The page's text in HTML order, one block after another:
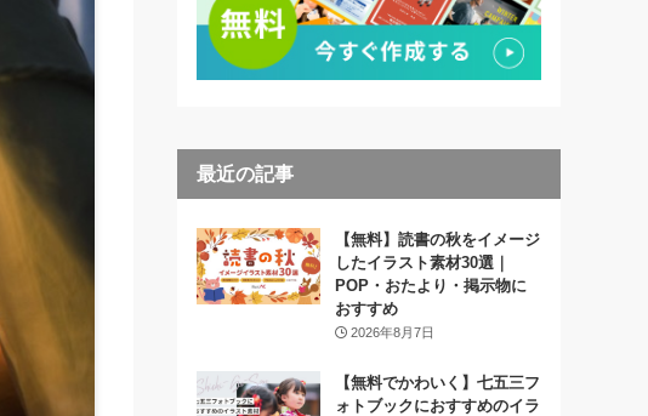
最近の記事
【無料】読書の秋をイメージ
したイラスト素材30選｜
POP・おたより・掲示物に
おすすめ
2026年8月7日
【無料でかわいく】七五三フ
ォトブックにおすすめのイラ